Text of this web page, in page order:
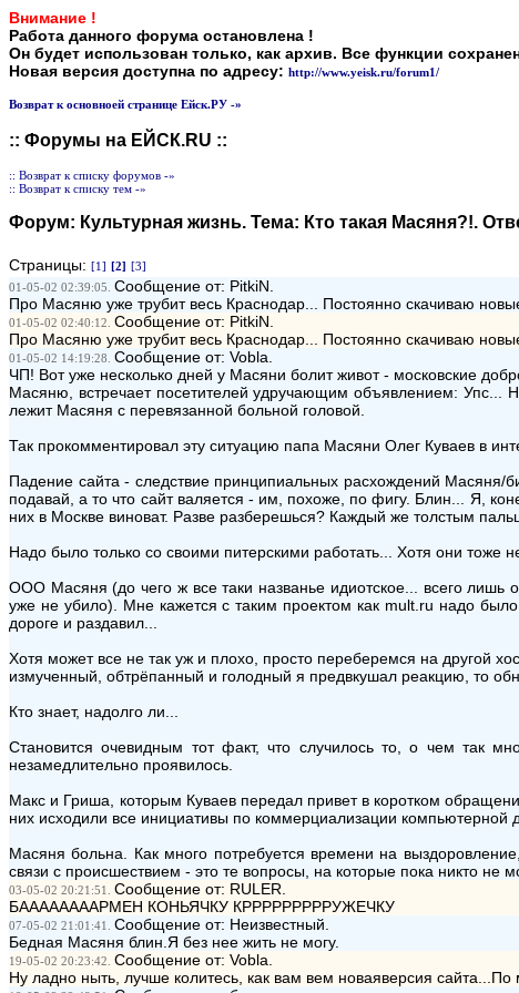
Внимание !
Работа данного форума остановлена !
Он будет использован только, как архив. Все функции
Новая версия доступна по адресу: http://www.yeisk.ru/forum1/
Возврат к основноей странице Ейск.РУ -»
:: Форумы на ЕЙСК.RU ::
:: Возврат к списку форумов -»
:: Возврат к списку тем -»
Форум: Культурная жизнь. Тема: Кто такая Масяня?!.
Страницы: [1] [2] [3]
01-05-02 02:39:05. Сообщение от: PitkiN.
Про Масяню уже трубит весь Краснодар... Постоянно скачиваю
01-05-02 02:40:12. Сообщение от: PitkiN.
Про Масяню уже трубит весь Краснодар... Постоянно скачиваю
01-05-02 14:19:28. Сообщение от: Vobla.
ЧП! Вот уже несколько дней у Масяни болит живот - московские
Масяню, встречает посетителей удручающим объявлением: Упс...
лежит Масяня с перевязанной больной головой.
Так прокомментировал эту ситуацию папа Масяни Олег Куваев в
Падение сайта - следствие принципиальных расхождений Масяня/
подавай, а то что сайт валяется - им, похоже, по фигу. Блин... Я,
них в Москве виноват. Разве разберешься? Каждый же толстым
Надо было только со своими питерскими работать... Хотя они тоже
ООО Масяня (до чего ж все таки названье идиотское... всего лишь
уже не убило). Мне кажется с таким проектом как mult.ru надо
дороге и раздавил...
Хотя может все не так уж и плохо, просто переберемся на другой
измученный, обтрёпанный и голодный я предвкушал реакцию, то
Кто знает, надолго ли...
Становится очевидным тот факт, что случилось то, о чем так
незамедлительно проявилось.
Макс и Гриша, которым Куваев передал привет в коротком
них исходили все инициативы по коммерциализации компьютерной
Масяня больна. Как много потребуется времени на
связи с происшествием - это те вопросы, на которые пока никто не
03-05-02 20:21:51. Сообщение от: RULER.
БААААААААРМЕН КОНЬЯЧКУ КРРРРРРРРРУЖЕЧКУ
07-05-02 21:01:41. Сообщение от: Неизвестный.
Бедная Масяня блин.Я без нее жить не могу.
19-05-02 20:23:42. Сообщение от: Vobla.
Ну ладно ныть, лучше колитесь, как вам вем новаяверсия